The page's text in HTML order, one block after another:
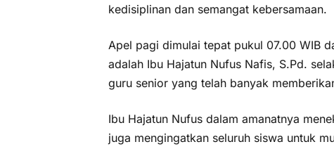
kedisiplinan dan semangat kebersamaan.
Apel pagi dimulai tepat pukul 07.00 WIB
adalah Ibu Hajatun Nufus Nafis, S.Pd.
guru senior yang telah banyak
Ibu Hajatun Nufus dalam amanatnya
juga mengingatkan seluruh siswa untuk